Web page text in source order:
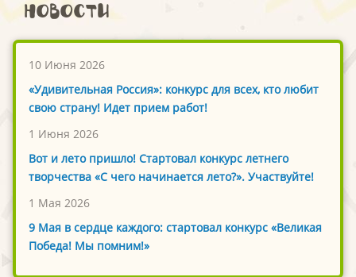
Новости
10 Июня 2026
«Удивительная Россия»: конкурс для всех, кто любит
свою страну! Идет прием работ!
1 Июня 2026
Вот и лето пришло! Стартовал конкурс летнего
творчества «С чего начинается лето?». Участвуйте!
1 Мая 2026
9 Мая в сердце каждого: стартовал конкурс «Великая
Победа! Мы помним!»